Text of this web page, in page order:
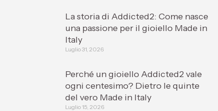
La storia di Addicted2: Come nasce
una passione per il gioiello Made in
Italy
Luglio 31, 2026
Perché un gioiello Addicted2 vale
ogni centesimo? Dietro le quinte
del vero Made in Italy
Luglio 15, 2026